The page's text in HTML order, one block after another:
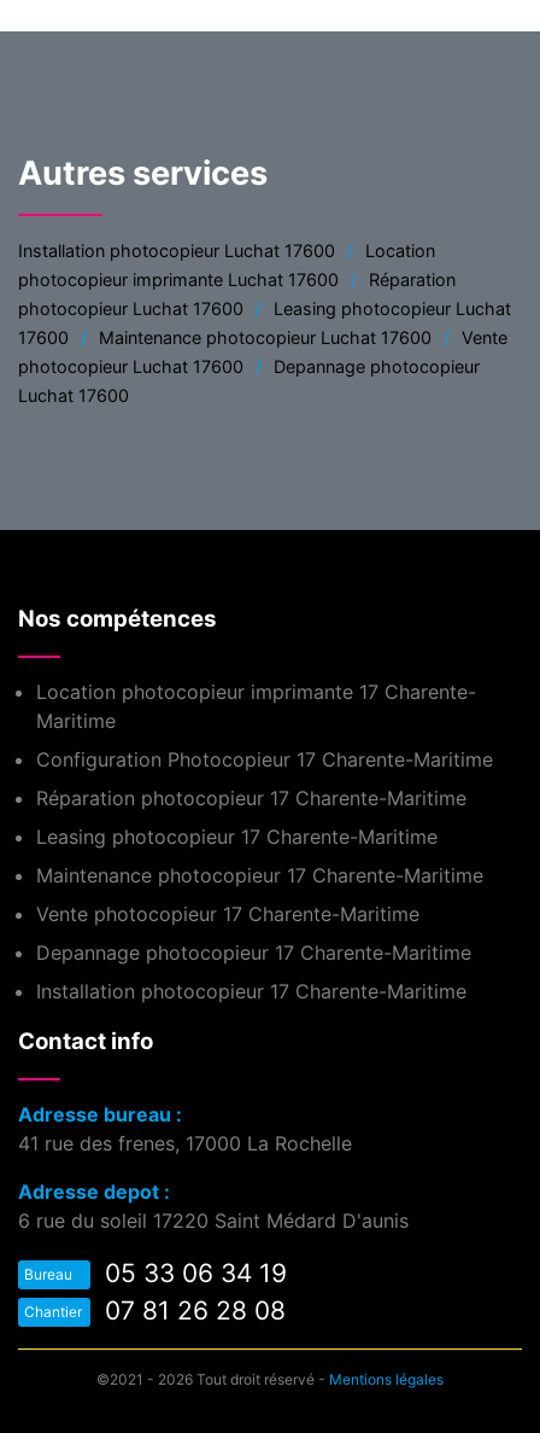
Autres services
Installation photocopieur Luchat 17600
Location
photocopieur imprimante Luchat 17600
Réparation
photocopieur Luchat 17600
Leasing photocopieur Luchat
17600
Maintenance photocopieur Luchat 17600
Vente
photocopieur Luchat 17600
Depannage photocopieur
Luchat 17600
Nos compétences
Location photocopieur imprimante 17 Charente-
Maritime
Configuration Photocopieur 17 Charente-Maritime
Réparation photocopieur 17 Charente-Maritime
Leasing photocopieur 17 Charente-Maritime
Maintenance photocopieur 17 Charente-Maritime
Vente photocopieur 17 Charente-Maritime
Depannage photocopieur 17 Charente-Maritime
Installation photocopieur 17 Charente-Maritime
Contact info
Adresse bureau :
41 rue des frenes, 17000 La Rochelle
Adresse depot :
6 rue du soleil 17220 Saint Médard D'aunis
Bureau 05 33 06 34 19
Chantier 07 81 26 28 08
©2021 - 2026 Tout droit réservé - Mentions légales